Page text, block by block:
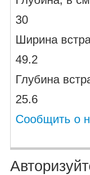
30
Ширина
49.2
Глубина
25.6
Сообщить о